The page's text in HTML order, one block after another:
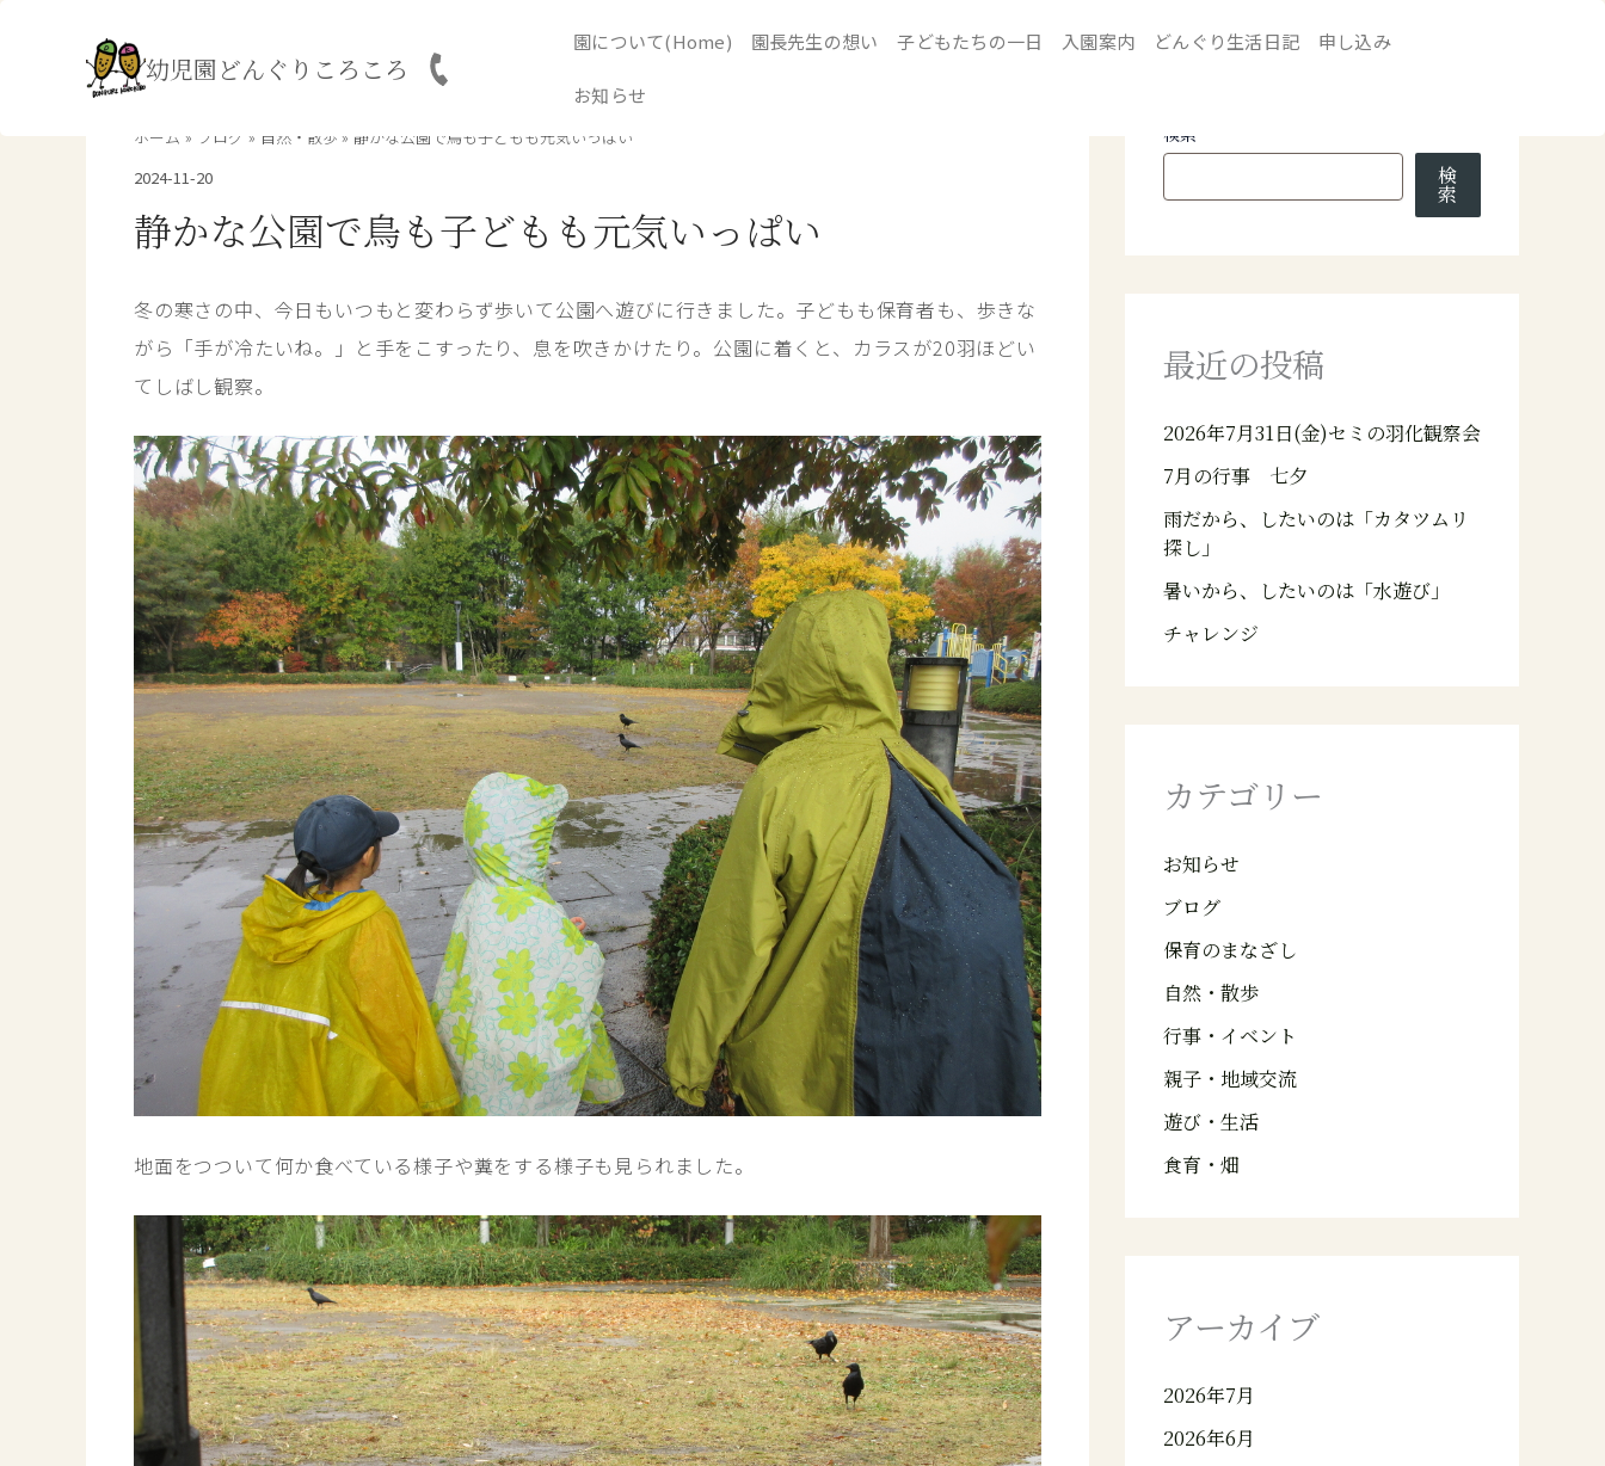
幼児園どんぐりころころ
園について(Home) 園長先生の想い 子どもたちの一日 入園案内 どんぐり生活日記 申し込み
お知らせ
ホーム ブログ 自然・散歩
静かな公園で鳥も子どもも元気いっぱい
2024-11-20
静かな公園で鳥も子どもも元気いっぱい
冬の寒さの中、今日もいつもと変わらず歩いて公園へ遊びに行きました。子どもも保育者も、歩きな
がら「手が冷たいね。」と手をこすったり、息を吹きかけたり。公園に着くと、カラスが20羽ほどい
てしばし観察。
地面をつついて何か食べている様子や糞をする様子も見られました。
検索
検
索
最近の投稿
2026年7月31日(金)セミの羽化観察会
7月の行事 七夕
雨だから、したいのは「カタツムリ
探し」
暑いから、したいのは「水遊び」
チャレンジ
カテゴリー
お知らせ
ブログ
保育のまなざし
自然・散歩
行事・イベント
親子・地域交流
遊び・生活
食育・畑
アーカイブ
2026年7月
2026年6月